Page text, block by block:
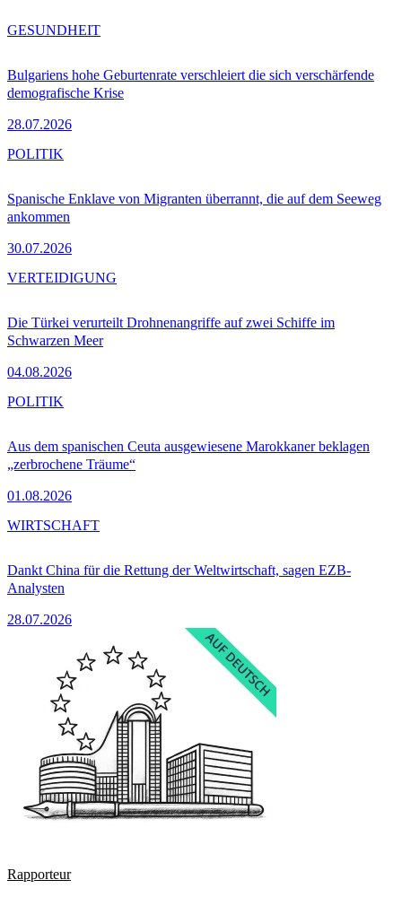
Bulgariens hohe Geburtenrate verschleiert die sich verschärfende
demografische Krise
28.07.2026
GESUNDHEIT
Spanische Enklave von Migranten überrannt, die auf dem Seeweg
ankommen
30.07.2026
POLITIK
Die Türkei verurteilt Drohnenangriffe auf zwei Schiffe im
Schwarzen Meer
04.08.2026
VERTEIDIGUNG
Aus dem spanischen Ceuta ausgewiesene Marokkaner beklagen
„zerbrochene Träume“
01.08.2026
POLITIK
Dankt China für die Rettung der Weltwirtschaft, sagen EZB-
Analysten
28.07.2026
WIRTSCHAFT
Rapporteur